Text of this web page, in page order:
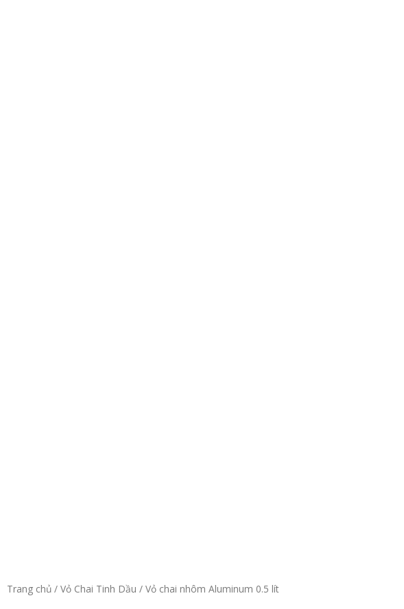
Trang chủ / Vỏ Chai Tinh Dầu / Vỏ chai nhôm Aluminum 0.5 lít